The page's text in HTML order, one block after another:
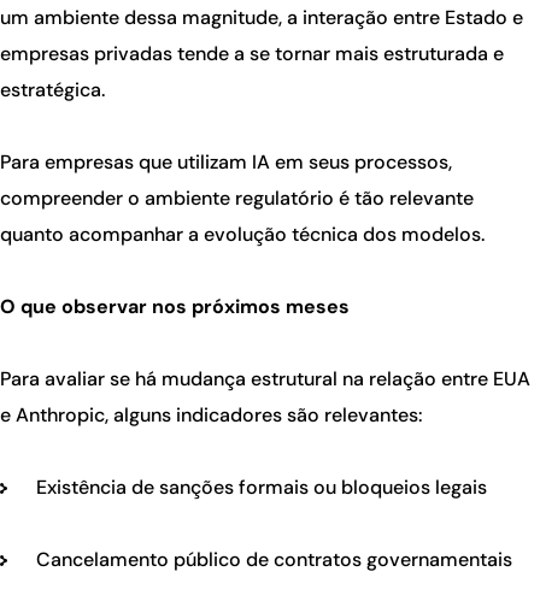
um ambiente dessa magnitude, a interação entre Estado e
empresas privadas tende a se tornar mais estruturada e
estratégica.
Para empresas que utilizam IA em seus processos,
compreender o ambiente regulatório é tão relevante
quanto acompanhar a evolução técnica dos modelos.
O que observar nos próximos meses
Para avaliar se há mudança estrutural na relação entre EUA
e Anthropic, alguns indicadores são relevantes:
Existência de sanções formais ou bloqueios legais
Cancelamento público de contratos governamentais